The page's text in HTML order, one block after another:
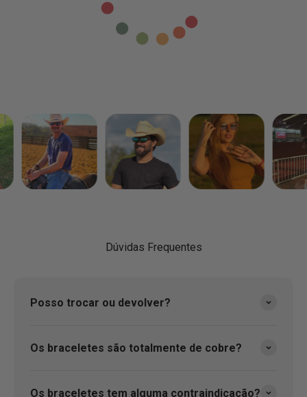
Dúvidas Frequentes
Posso trocar ou devolver?
Os braceletes são totalmente de cobre?
Os braceletes tem alguma contraindicação?